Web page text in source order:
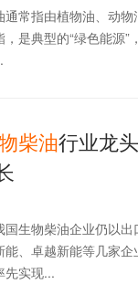
常指由植物油、动
是典型的“绿色能源
柴油行业龙
生物柴油企业仍以
、卓越新能等几家
先实现...